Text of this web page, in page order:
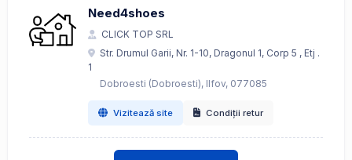
Need4shoes
CLICK TOP SRL
Str. Drumul Garii, Nr. 1-10, Dragonul 1, Corp 5 , Etj .
1
Dobroesti (Dobroesti), Ilfov, 077085
Vizitează site Condiții retur